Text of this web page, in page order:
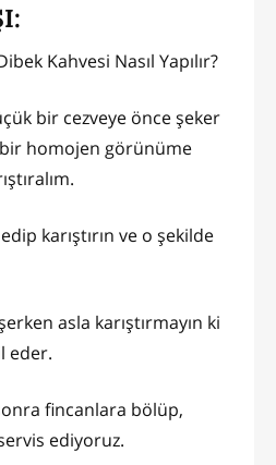
Kahvesi Nasıl Yapılır?
bir cezveye önce şeker
homojen görünüme
karıştırın ve o şekilde
asla karıştırmayın ki
eder.
fincanlara bölüp,
ediyoruz.